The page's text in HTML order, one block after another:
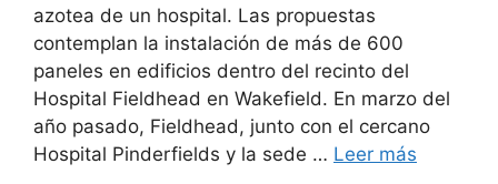
azotea de un hospital. Las propuestas
contemplan la instalación de más de 600
paneles en edificios dentro del recinto del
Hospital Fieldhead en Wakefield. En marzo del
año pasado, Fieldhead, junto con el cercano
Hospital Pinderfields y la sede … Leer más